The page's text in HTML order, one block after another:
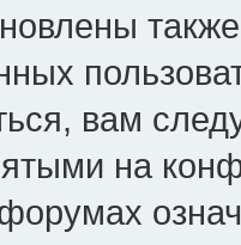
вам
на